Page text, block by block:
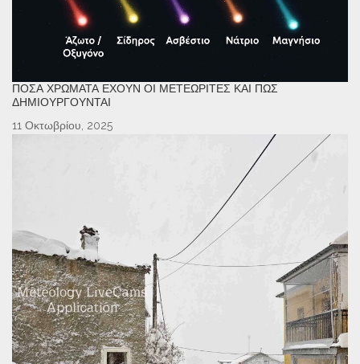
ΠΌΣΑ ΧΡΏΜΑΤΑ ΈΧΟΥΝ ΟΙ ΜΕΤΕΩΡΊΤΕΣ ΚΑΙ ΠΏΣ
ΔΗΜΙΟΥΡΓΟΎΝΤΑΙ
11 Οκτωβρίου, 2025